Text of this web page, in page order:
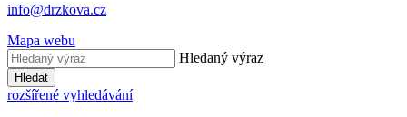
info@drzkova.cz
Mapa webu
Hledaný výraz
Hledat
rozšířené vyhledávání